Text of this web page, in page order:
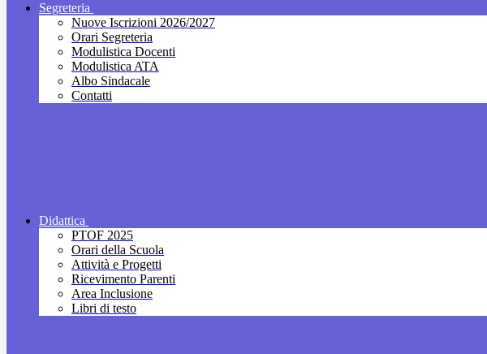
Segreteria
Nuove Iscrizioni 2026/2027
Orari Segreteria
Modulistica Docenti
Modulistica ATA
Albo Sindacale
Contatti
Didattica
PTOF 2025
Orari della Scuola
Attività e Progetti
Ricevimento Parenti
Area Inclusione
Libri di testo